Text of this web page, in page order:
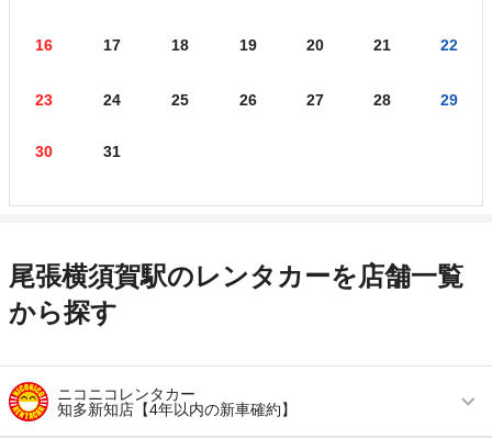
16 17 18 19 20 21 22
23 24 25 26 27 28 29
30 31
尾張横須賀駅のレンタカーを店舗一覧
から探す
ニコニコレンタカー
知多新知店【4年以内の新車確約】